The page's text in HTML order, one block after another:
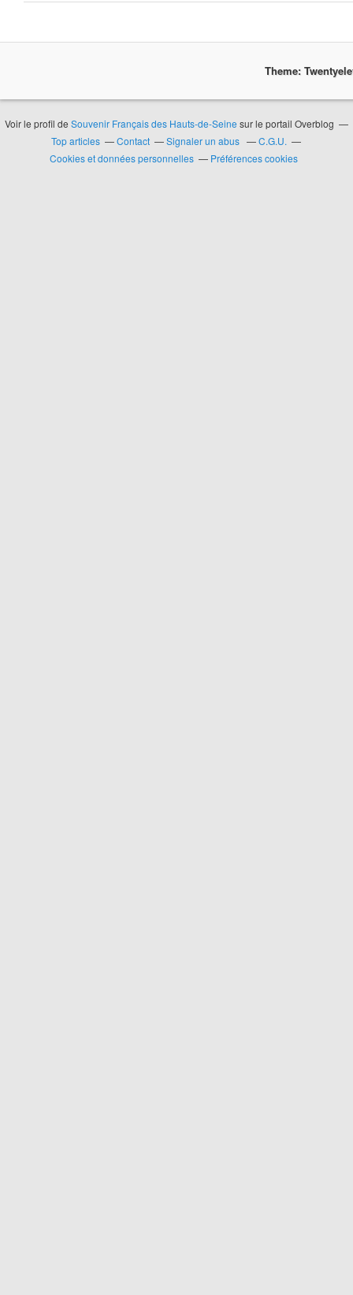
Theme:
Voir le profil de Souvenir Français des Hauts-de-Seine sur le portail Overblog
Top articles
Contact Signaler un abus
C.G.U.
Cookies et données personnelles
Préférences cookies